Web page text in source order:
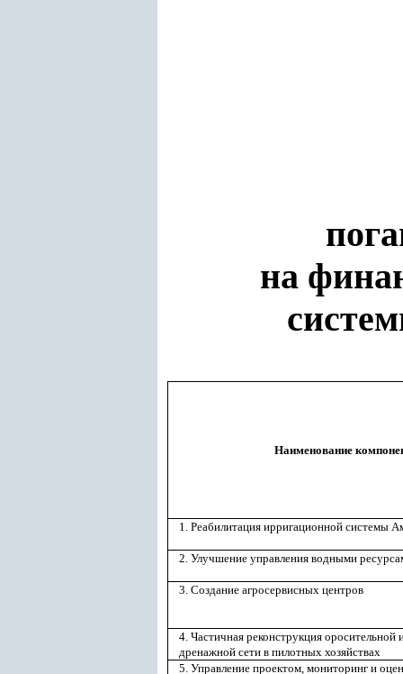
на
Наименование
1. Реабилитация ирригационной системы
2. Улучшение управления водными
3. Создание агросервисных центров
4. Частичная реконструкция оросительной
дренажной сети в пилотных хозяйствах
5. Управление проектом, мониторинг и